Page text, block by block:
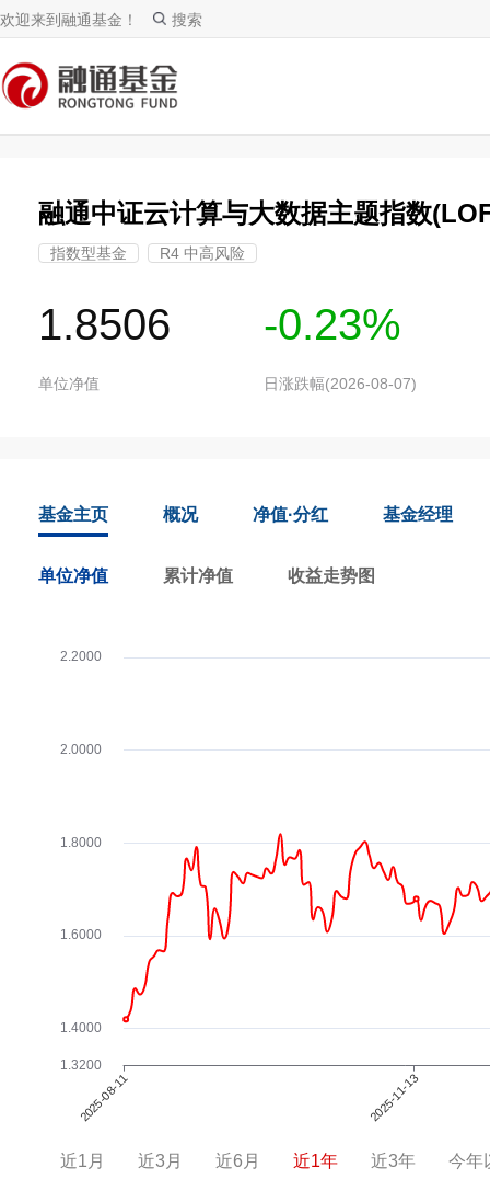
欢迎来到融通基金！ 搜索
融通中证云计算与大数据主题指数
指数型基金 R4 中高风险
1.8506
单位净值
-0.23%
日涨跌幅(2026-08-07)
基金主页 概况 净值·分红 基金经理
单位净值 累计净值 收益走势图
近1月 近3月 近6月 近1年 近3年 今年